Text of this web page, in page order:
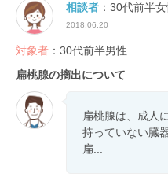
相談者 ：30代前半
2018.06.20
対象者 ：30代前半男性
扁桃腺の摘出について
扁桃腺は、成人
持っていない臓
扁...